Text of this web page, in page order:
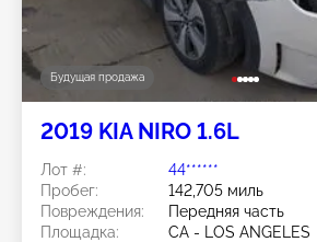
Будущая продажа
2019 KIA NIRO 1.6L
Лот #:
44******
Пробег:
142,705 миль
Повреждения:
Передняя часть
Площадка:
CA - LOS ANGELES